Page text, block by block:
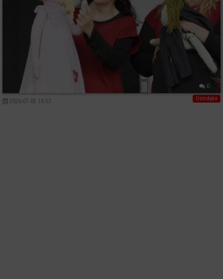
0
Ostrołęka
2026-07-05 16:53